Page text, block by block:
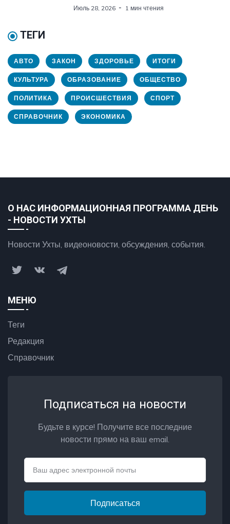
Июль 28, 2026 1 мин чтения
ТЕГИ
АВТО ЗАКОН ЗДОРОВЬЕ ИТОГИ
КУЛЬТУРА ОБРАЗОВАНИЕ ОБЩЕСТВО
ПОЛИТИКА ПРОИСШЕСТВИЯ СПОРТ
СПРАВОЧНИК ЭКОНОМИКА
О НАС ИНФОРМАЦИОННАЯ ПРОГРАММА ДЕНЬ
- НОВОСТИ УХТЫ
Новости Ухты, видеоновости, обсуждения, события.
МЕНЮ
Теги
Редакция
Справочник
Подписаться на новости
Будьте в курсе! Получите все последние
новости прямо на ваш email.
Подписаться